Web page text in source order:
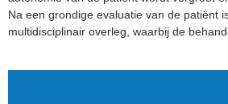
Na een grondige evaluatie van de patiënt
multidisciplinair overleg, waarbij de